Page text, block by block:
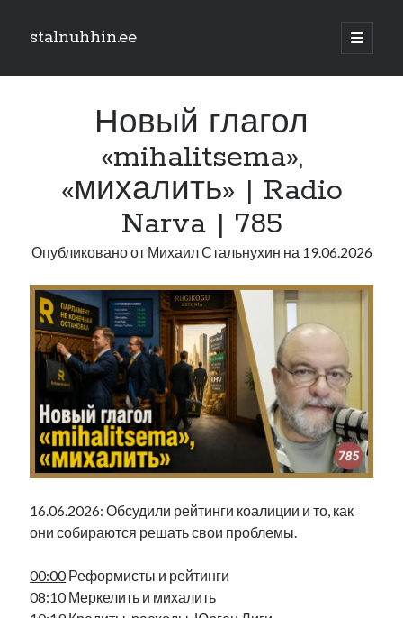
stalnuhhin.ee
отрыть
Боковая
панель
Рубрики
Интервью
Книга
Личное
Нарва и северо-восток
Обзор прессы
Образование
Парламент и правительство
Фотографии
Экономика
Эстония и Россия
Юмор
radio narva takinada
Новый глагол
«mihalitsema»,
«михалить» | Radio
Narva | 785
Опубликовано от Михаил Стальнухин на 19.06.2026
16.06.2026: Обсудили рейтинги коалиции и то, как
они собираются решать свои проблемы.
00:00Реформисты и рейтинги
08:10Меркелить и михалить